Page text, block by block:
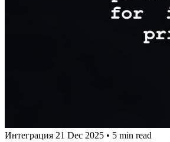
Интеграция 21 Dec 2025 • 5 min read